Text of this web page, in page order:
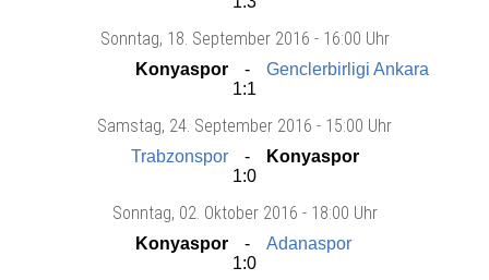
Sonntag, 18. September 2016 - 16:00 Uhr
Konyaspor
Genclerbirligi Ankara
1:1
Samstag, 24. September 2016 - 15:00 Uhr
Trabzonspor
Konyaspor
1:0
Sonntag, 02. Oktober 2016 - 18:00 Uhr
Konyaspor
Adanaspor
1:0